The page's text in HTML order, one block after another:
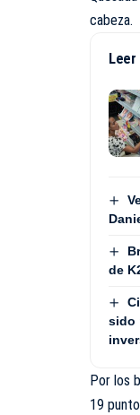
cabeza.
Leer
de
sido
Por los
19